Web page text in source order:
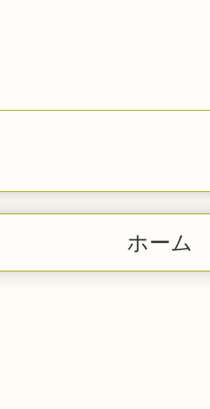
ホーム